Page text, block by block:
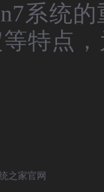
系统
特点
之家官网